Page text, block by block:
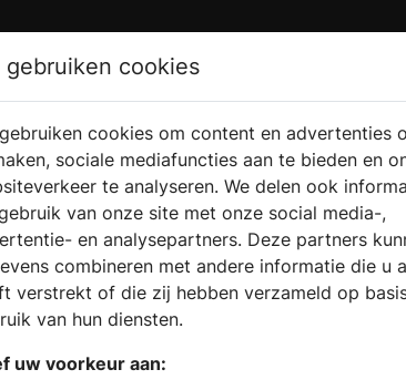
VERKOOPLOCATIE
VINDEN
Sebaldeburen
elke woning. Woont u in de
haardenspecialist terecht voor
+
gebruiken cookies
cookies om content en advertenties
sociale mediafuncties aan te bieden en
te analyseren. We delen ook
van onze site met onze social media-,
en analysepartners. Deze partners
combineren met andere informatie die u
verstrekt of die zij hebben verzameld op
van hun diensten.
uw voorkeur aan: